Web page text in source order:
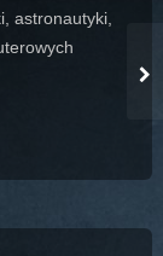
astronautyki,